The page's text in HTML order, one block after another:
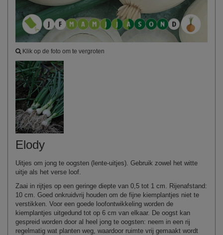
Klik op de foto om te vergroten
Elody
Uitjes om jong te oogsten (lente-uitjes). Gebruik zowel het witte
uitje als het verse loof.
Zaai in rijtjes op een geringe diepte van 0,5 tot 1 cm. Rijenafstand:
10 cm. Goed onkruidvrij houden om de fijne kiemplantjes niet te
verstikken. Voor een goede loofontwikkeling worden de
kiemplantjes uitgedund tot op 6 cm van elkaar. De oogst kan
gespreid worden door al heel jong te oogsten: neem in een rij
regelmatig wat planten weg, waardoor ruimte vrij gemaakt wordt